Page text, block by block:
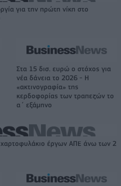
για την πρώτη νίκη στο
Στα 15 δισ. ευρώ ο στόχος για
νέα δάνεια το 2026 - Η
«ακτινογραφία» της
κερδοφορίας των τραπεζών το
α΄ εξάμηνο
έργων ΑΠΕ άνω των 2